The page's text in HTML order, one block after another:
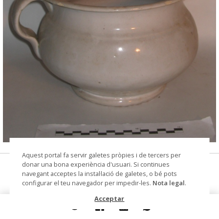
© Museu de Cervera - Laura Florensa Peralta
orinal
Datació primer quart segle XX
Aquest portal fa servir galetes pròpies i de tercers per
donar una bona experiència d'usuari. Si continues
navegant acceptes la instal·lació de galetes, o bé pots
configurar el teu navegador per impedir-les. Nota legal.
Acceptar